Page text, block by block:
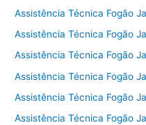
Assistência Técnica Fogão
Assistência Técnica Fogão
Assistência Técnica Fogão
Assistência Técnica Fogão
Assistência Técnica Fogão
Assistência Técnica Fogão